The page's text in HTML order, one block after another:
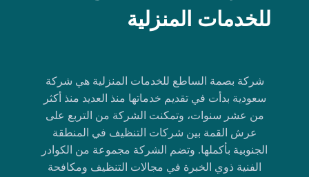
شركة بصمة الساطع للخدمات المنزلية هي شركة
سعودية بدأت في تقديم خدماتها منذ العديد منذ أكثر
من عشر سنوات، وتمكنت الشركة من التربع على
عرش القمة بين شركات التنظيف في المنطقة
الجنوبية بأكملها. وتضم الشركة مجموعة من الكوادر
الفنية ذوي الخبرة في مجالات التنظيف ومكافحة